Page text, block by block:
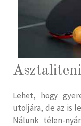
Lehet, hogy
utoljára, de az is
Nálunk télen-